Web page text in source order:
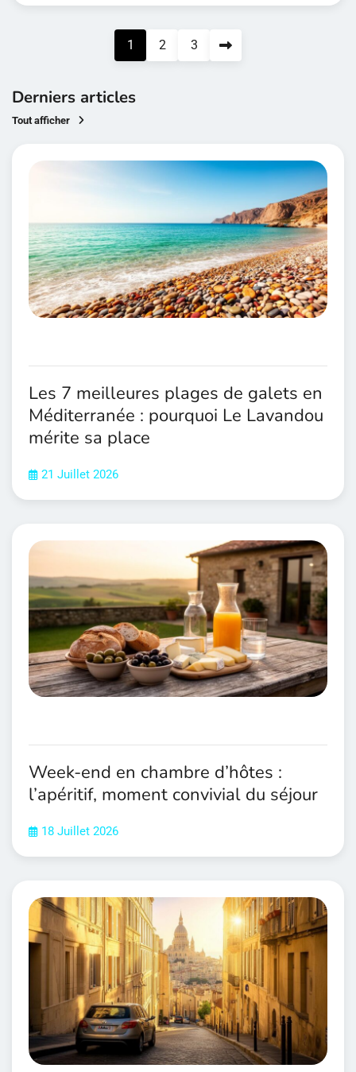
publications
1 2 3
Derniers articles
Tout afficher
Les 7 meilleures plages de galets en
Méditerranée : pourquoi Le Lavandou
mérite sa place
21 Juillet 2026
Week-end en chambre d’hôtes :
l’apéritif, moment convivial du séjour
18 Juillet 2026